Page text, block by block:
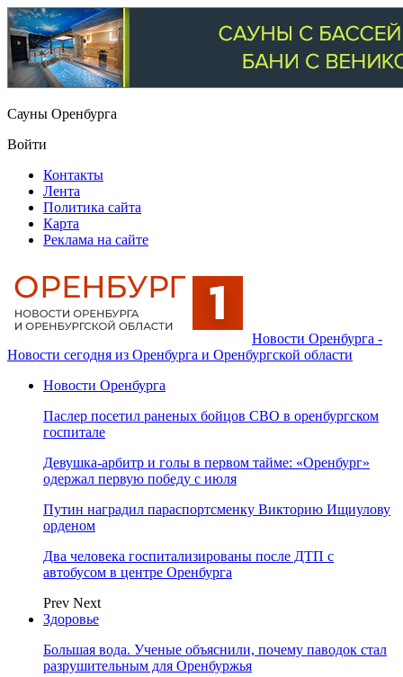
Сауны Оренбурга
Войти
Контакты
Лента
Политика сайта
Карта
Реклама на сайте
Новости Оренбурга -
Новости сегодня из Оренбурга и Оренбургской области
Новости Оренбурга
Паслер посетил раненых бойцов СВО в оренбургском
госпитале
Девушка-арбитр и голы в первом тайме: «Оренбург»
одержал первую победу с июля
Путин наградил параспортсменку Викторию Ищиулову
орденом
Два человека госпитализированы после ДТП с
автобусом в центре Оренбурга
Prev Next
Здоровье
Большая вода. Ученые объяснили, почему паводок стал
разрушительным для Оренбуржья